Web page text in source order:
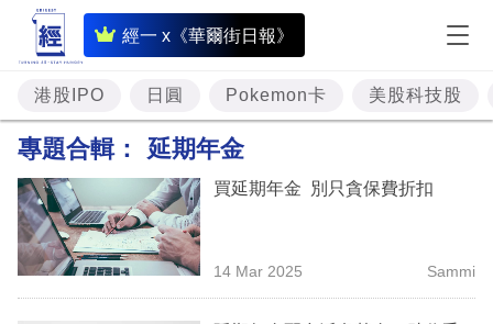
經一 x《華爾街日報》
即
時
財
經
題
投
資
港股IPO 日圓 Pokemon卡 美股科技股
專題合輯： 延期年金
買延期年金 別只貪保費折扣
14 Mar 2025 Sammi